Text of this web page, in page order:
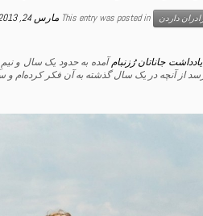
This entry was posted in داردن مارس 24, 2013
یادداشت جاناتان رُزنبامآمده به حدود یک سال و
از آنچه در یک سال گذشته به آن فکر کرده‌ام و